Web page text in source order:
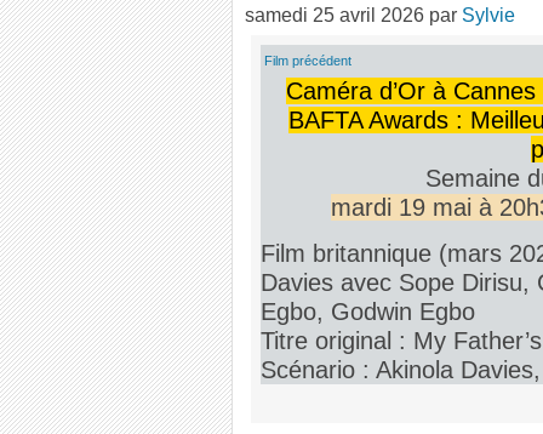
samedi 25 avril 2026 par Sylvie
Film précédent
Caméra d’Or à
BAFTA Awards :
Semaine
mardi 19 mai à
Film britannique (mars
Davies avec Sope Dirisu,
Egbo, Godwin Egbo
Titre original : My
Scénario : Akinola